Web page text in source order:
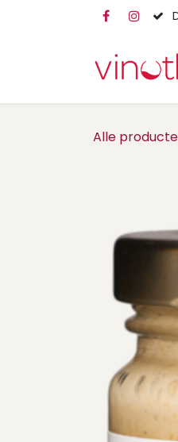
Overslaan naar inhoud
Alle